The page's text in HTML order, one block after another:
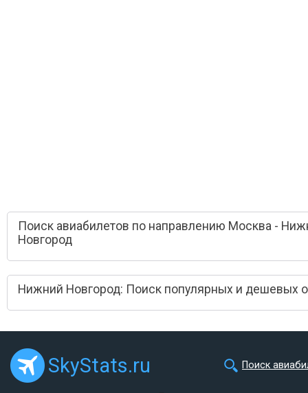
Поиск авиабилетов по направлению Москва -
Новгород
Нижний Новгород: Поиск популярных и дешевых
SkyStats.ru Поиск